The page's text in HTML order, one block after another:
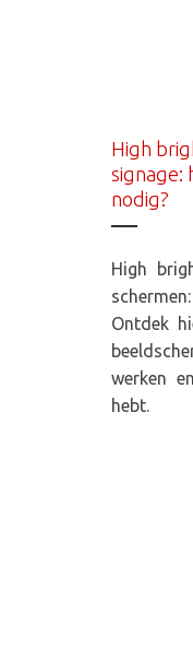
High
signage:
nodig?
High
Ontdek
werken
hebt.